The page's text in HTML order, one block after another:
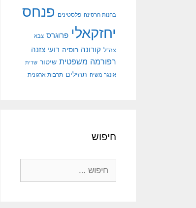
בחנות חרסינה פלסטינים פנחס
יחזקאלי פרוגרס צבא
צה"ל קורונה רוסיה רועי צזנה
רפורמה משפטית שיטור שרית
אונגר משיח תהילים תרבות ארגונית
חיפוש